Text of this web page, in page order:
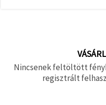
Nincsenek feltöltött
regisztrált